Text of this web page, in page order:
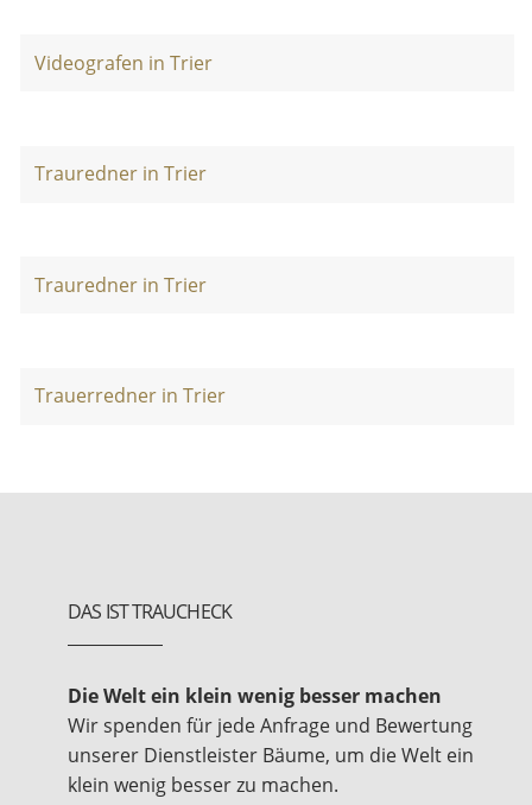
Videografen in Trier
Trauredner in Trier
Trauredner in Trier
Trauerredner in Trier
DAS IST TRAUCHECK
Die Welt ein klein wenig besser machen
Wir spenden für jede Anfrage und Bewertung
unserer Dienstleister Bäume, um die Welt ein
klein wenig besser zu machen.